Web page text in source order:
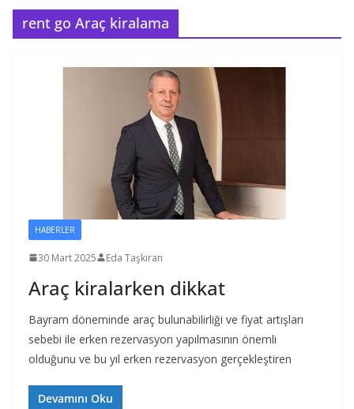
rent go Araç kiralama
HABERLER
30 Mart 2025 Eda Taşkıran
Araç kiralarken dikkat
Bayram döneminde araç bulunabilirliği ve fiyat artışları
sebebi ile erken rezervasyon yapılmasının önemli
olduğunu ve bu yıl erken rezervasyon gerçekleştiren
Devamını Oku